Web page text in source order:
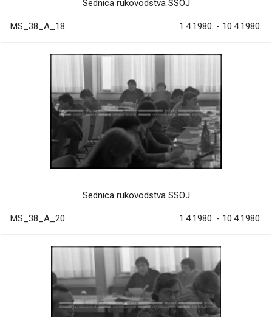
Sednica rukovodstva SSOJ
MS_38_A_18 1.4.1980. - 10.4.1980.
Sednica rukovodstva SSOJ
MS_38_A_20 1.4.1980. - 10.4.1980.